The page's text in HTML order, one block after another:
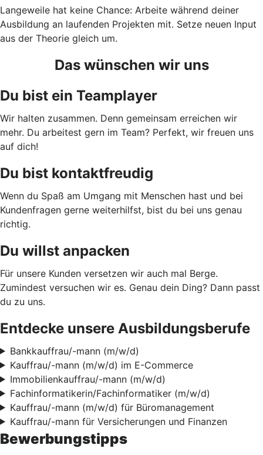
Langeweile hat keine Chance: Arbeite während deiner
Ausbildung an laufenden Projekten mit. Setze neuen Input
aus der Theorie gleich um.
Das wünschen wir uns
Du bist ein Teamplayer
Wir halten zusammen. Denn gemeinsam erreichen wir
mehr. Du arbeitest gern im Team? Perfekt, wir freuen uns
auf dich!
Du bist kontaktfreudig
Wenn du Spaß am Umgang mit Menschen hast und bei
Kundenfragen gerne weiterhilfst, bist du bei uns genau
richtig.
Du willst anpacken
Für unsere Kunden versetzen wir auch mal Berge.
Zumindest versuchen wir es. Genau dein Ding? Dann passt
du zu uns.
Entdecke unsere Ausbildungsberufe
Bankkauffrau/-mann (m/w/d)
Kauffrau/-mann (m/w/d) im E-Commerce
Immobilienkauffrau/-mann (m/w/d)
Fachinformatikerin/Fachinformatiker (m/w/d)
Kauffrau/-mann (m/w/d) für Büromanagement
Kauffrau/-mann für Versicherungen und Finanzen
Bewerbungstipps